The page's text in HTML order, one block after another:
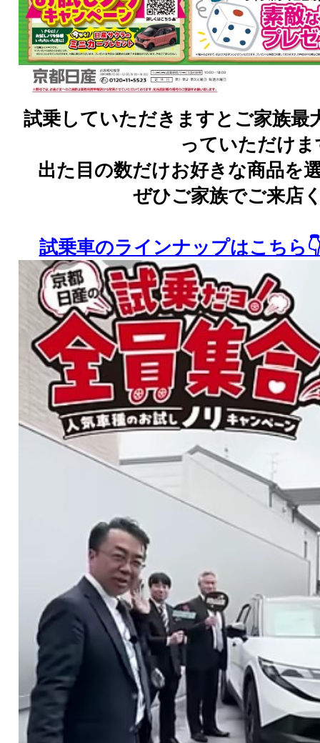
試乗していただきますとご家族最
っていただけま
出た目の数だけお好きな商品を
ぜひご家族でご来店
試乗車のラインナップはこちら